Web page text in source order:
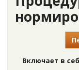
Включает в